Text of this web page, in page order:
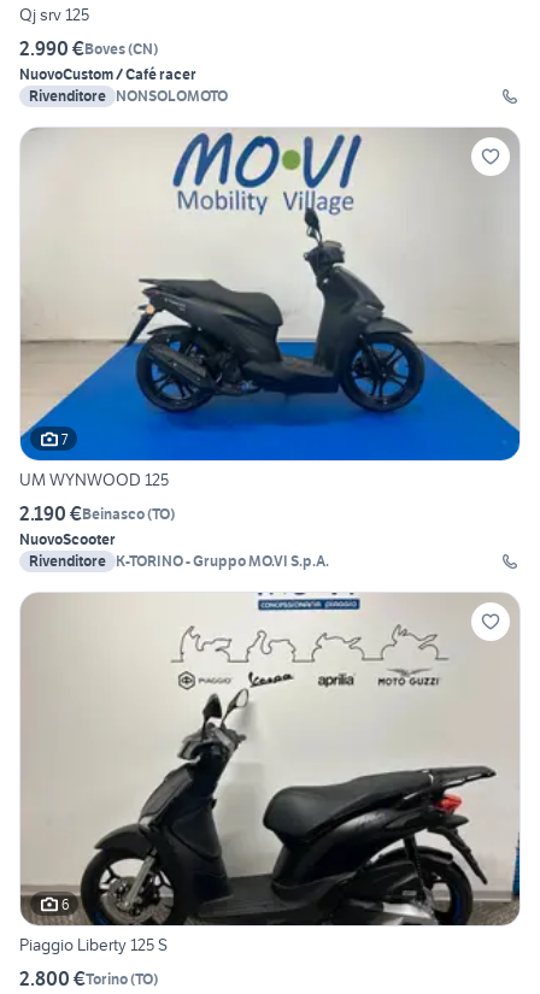
Qj srv 125
2.990 €Boves(CN)
NuovoCustom / Café racer
Rivenditore NONSOLOMOTO
7
UM WYNWOOD 125
2.190 €Beinasco(TO)
NuovoScooter
Rivenditore K-TORINO - Gruppo MO.VI S.p.A.
6
Piaggio Liberty 125 S
2.800 €Torino(TO)